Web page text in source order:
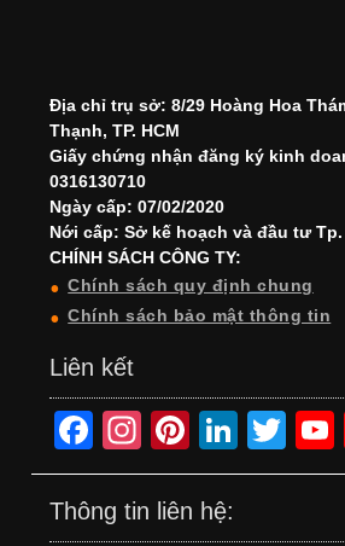
Địa chỉ trụ sở: 8/29 Hoàng Hoa
Thạnh, TP. HCM
Giấy chứng nhận đăng ký kinh
0316130710
Ngày cấp: 07/02/2020
Nới cấp: Sở kế hoạch và đầu tư
CHÍNH SÁCH CÔNG TY:
Chính sách quy định chung
Chính sách bảo mật thông tin
Liên kết
F
a
c
In
st
a
Pi
nt
er
Li
n
T
wi
Thông tin liên hệ: